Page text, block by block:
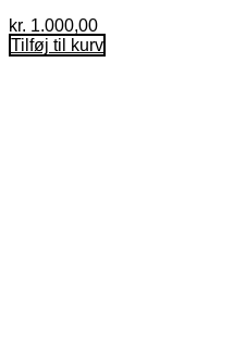
kr. 1.000,00
Tilføj til kurv